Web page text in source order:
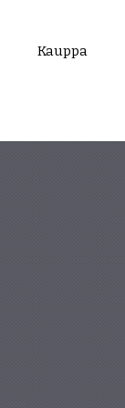
Kauppa